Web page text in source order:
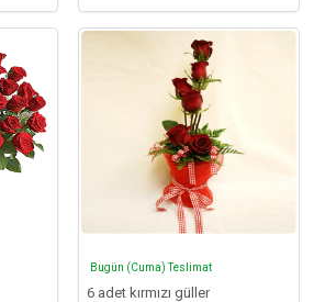
Bugün (Cuma) Teslimat
6 adet kırmızı güller